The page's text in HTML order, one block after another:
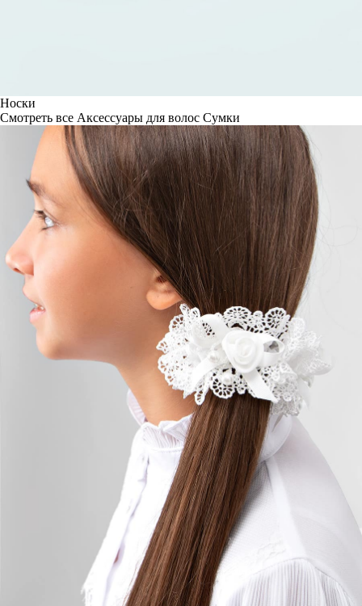
Носки
Смотреть все Аксессуары для волос Сумки